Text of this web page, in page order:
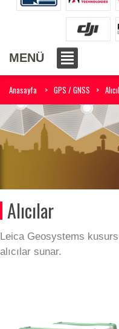
MENÜ
Anasayfa GPS / GNSS
Alıcılar
Leica Geosystems
alıcılar sunar.